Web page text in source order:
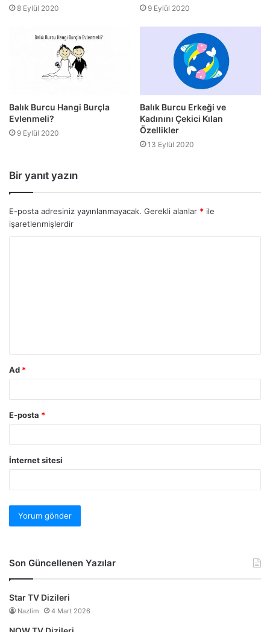
8 Eylül 2020 9 Eylül 2020
Balık Burcu Hangi Burçla
Evlenmeli?
9 Eylül 2020
Balık Burcu Erkeği ve
Kadınını Çekici Kılan
Özellikler
13 Eylül 2020
Bir yanıt yazın
E-posta adresiniz yayınlanmayacak. Gerekli alanlar * ile
işaretlenmişlerdir
Ad *
E-posta *
İnternet sitesi
Son Güncellenen Yazılar
Star TV Dizileri
Nazlim 4 Mart 2026